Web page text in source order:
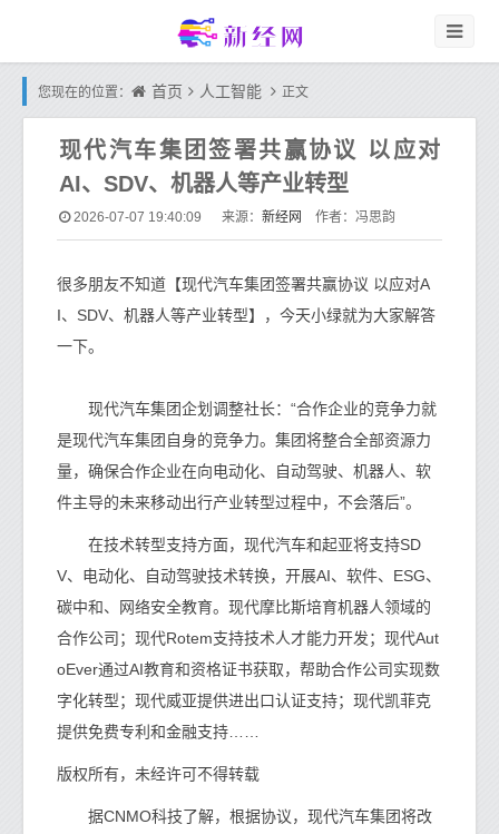
您现在的位置： 首页 人工智能 正文
现代汽车集团签署共赢协议 以应对
AI、SDV、机器人等产业转型
2026-07-07 19:40:09 来源： 新经网 作者：冯思韵
很多朋友不知道【现代汽车集团签署共赢协议 以应对A
I、SDV、机器人等产业转型】，今天小绿就为大家解答
一下。
现代汽车集团企划调整社长：“合作企业的竞争力就
是现代汽车集团自身的竞争力。集团将整合全部资源力
量，确保合作企业在向电动化、自动驾驶、机器人、软
件主导的未来移动出行产业转型过程中，不会落后”。
在技术转型支持方面，现代汽车和起亚将支持SD
V、电动化、自动驾驶技术转换，开展AI、软件、ESG、
碳中和、网络安全教育。现代摩比斯培育机器人领域的
合作公司；现代Rotem支持技术人才能力开发；现代Aut
oEver通过AI教育和资格证书获取，帮助合作公司实现数
字化转型；现代威亚提供进出口认证支持；现代凯菲克
提供免费专利和金融支持……
版权所有，未经许可不得转载
据CNMO科技了解，根据协议，现代汽车集团将改